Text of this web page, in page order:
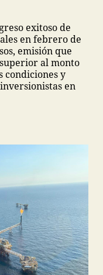
exitoso de
en febrero de
emisión que
al monto
condiciones y
en